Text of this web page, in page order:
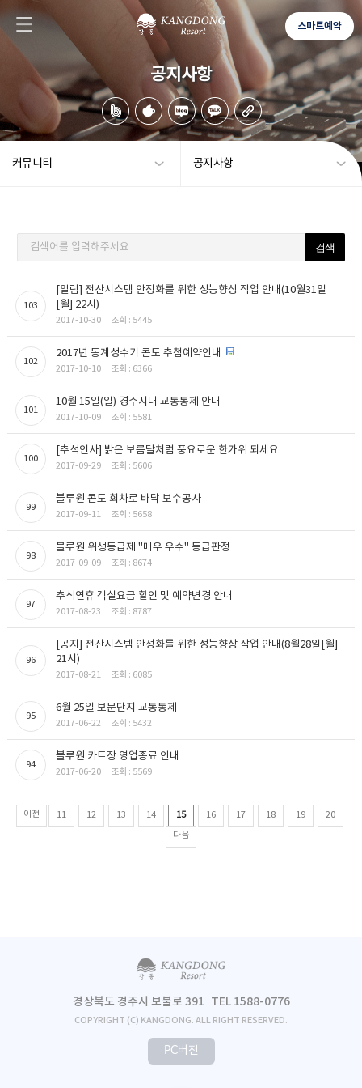
스마트예약
공지사항
커뮤니티 공지사항
검색어를 입력해주세요
103
[알림] 전산시스템 안정화를 위한 성능향상 작업 안내(10월31일
[월] 22시)
2017-10-30 조회 : 5445
102
2017년 동계성수기 콘도 추첨예약안내
2017-10-10 조회 : 6366
101
10월 15일(일) 경주시내 교통통제 안내
2017-10-09 조회 : 5581
100
[추석인사] 밝은 보름달처럼 풍요로운 한가위 되세요
2017-09-29 조회 : 5606
99
블루원 콘도 회차로 바닥 보수공사
2017-09-11 조회 : 5658
98
블루원 위생등급제 "매우 우수" 등급판정
2017-09-09 조회 : 8674
97
추석연휴 객실요금 할인 및 예약변경 안내
2017-08-23 조회 : 8787
96
[공지] 전산시스템 안정화를 위한 성능향상 작업 안내(8월28일[월]
21시)
2017-08-21 조회 : 6085
95
6월 25일 보문단지 교통통제
2017-06-22 조회 : 5432
94
블루원 카트장 영업종료 안내
2017-06-20 조회 : 5569
이전 11 12 13 14 15 16 17 18 19
20
다음
경상북도 경주시 보불로 391 TEL 1588-0776
COPYRIGHT (C) KANGDONG. ALL RIGHT RESERVED.
PC버전